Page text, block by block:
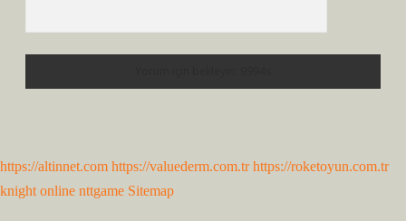
https://altinnet.com https://valuederm.com.tr https://roketoyun.com.tr
knight online nttgame Sitemap